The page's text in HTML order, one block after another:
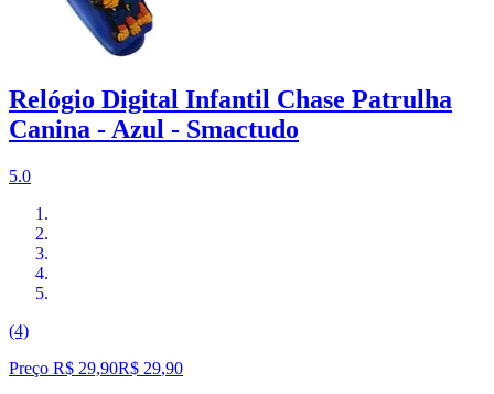
Relógio Digital Infantil Chase Patrulha
Canina - Azul - Smactudo
5.0
(4)
Preço R$ 29,90R$ 29,90